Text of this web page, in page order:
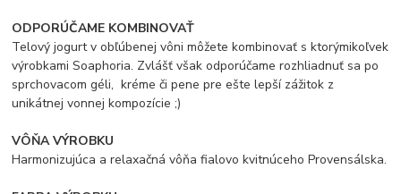
ODPORÚČAME KOMBINOVAŤ
Telový jogurt v obľúbenej vôni môžete kombinovať s ktorýmikoľvek
výrobkami Soaphoria. Zvlášť však odporúčame rozhliadnuť sa po
sprchovacom géli, kréme či pene pre ešte lepší zážitok z
unikátnej vonnej kompozície ;)
VÔŇA VÝROBKU
Harmonizujúca a relaxačná vôňa fialovo kvitnúceho Provensálska.